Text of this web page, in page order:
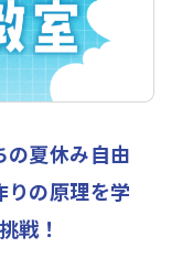
の夏休み自由
の原理を学
戦！